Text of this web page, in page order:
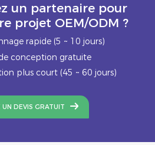
un partenaire pour
projet OEM/ODM ?
rapide (5 ~ 10 jours)
conception gratuite
plus court (45 ~ 60 jours)
DEVIS GRATUIT